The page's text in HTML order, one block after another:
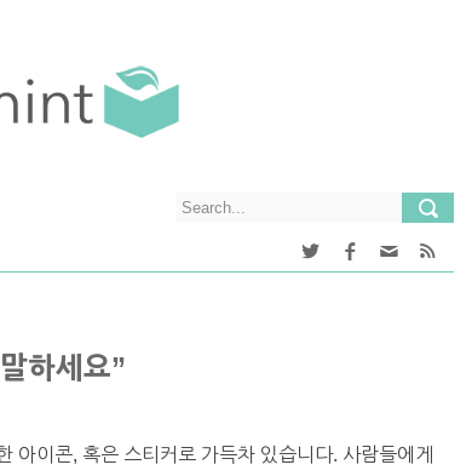
하세요”
아이콘, 혹은 스티커로 가득차 있습니다. 사람들에게